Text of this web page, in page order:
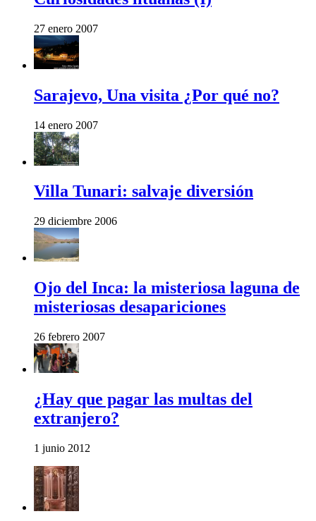
27 enero 2007
Sarajevo, Una visita ¿Por qué no?
14 enero 2007
Villa Tunari: salvaje diversión
29 diciembre 2006
Ojo del Inca: la misteriosa laguna de
misteriosas desapariciones
26 febrero 2007
¿Hay que pagar las multas del
extranjero?
1 junio 2012